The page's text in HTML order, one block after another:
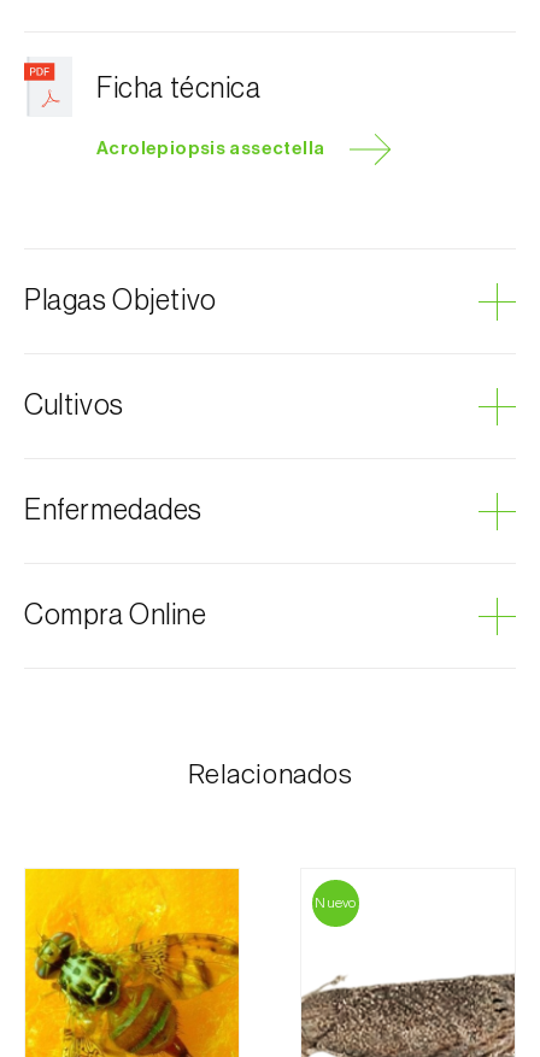
Ficha técnica
Acrolepiopsis assectella
Plagas Objetivo
Cultivos
Puerro
Enfermedades
Compra Online
posible con la información correspondiente al importe
total del pedido y los datos para el pago.
Para cualquier duda, contáctenos:
Teléfono:212 333 019
Email:info@biosani.com
Relacionados
Nuevo